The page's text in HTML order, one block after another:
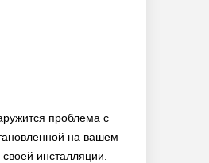
проблема с
на вашем
инсталляции.